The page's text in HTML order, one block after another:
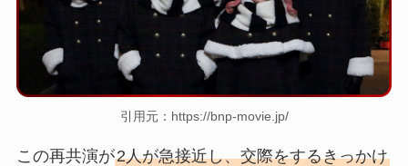
引用元：https://bnp-movie.jp/
この再共演が2人が急接近し、交際をするきっかけ